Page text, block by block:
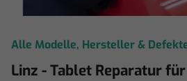
Alle Modelle, Hersteller &
Linz - Tablet Reparatur